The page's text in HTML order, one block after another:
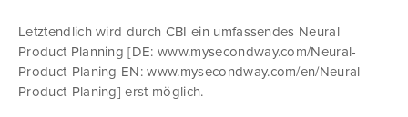
Letztendlich wird durch CBI ein umfassendes Neural
Product Planning [DE: www.mysecondway.com/Neural-
Product-Planing EN: www.mysecondway.com/en/Neural-
Product-Planing] erst möglich.